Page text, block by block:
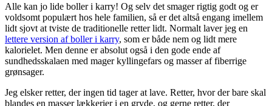
Alle kan jo lide boller i karry! Og selv det smager rigtig godt og er
voldsomt populært hos hele familien, så er det altså engang imellem
lidt sjovt at tviste de traditionelle retter lidt. Normalt laver jeg en
lettere version af boller i karry, som er både nem og lidt mere
kalorielet. Men denne er absolut også i den gode ende af
sundhedsskalaen med mager kyllingefars og masser af fiberrige
grønsager.
Jeg elsker retter, der ingen tid tager at lave. Retter, hvor der bare skal
blandes en masser lækkerier i en gryde, og gerne retter, der